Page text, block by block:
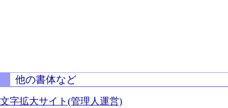
他の書体など
文字拡大サイト(管理人運営)